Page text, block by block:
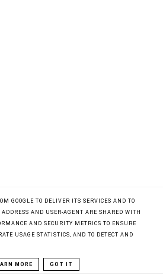
GOOGLE TO DELIVER ITS SERVICES AND TO
AND USER-AGENT ARE SHARED WITH
AND SECURITY METRICS TO ENSURE
USAGE STATISTICS, AND TO DETECT AND
MORE GOT IT